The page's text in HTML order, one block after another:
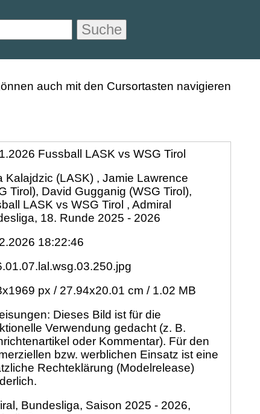
Suche
Fussball LASK vs WSG Tirol
Kalajdzic (LASK) , Jamie Lawrence
Tirol), David Gugganig (WSG Tirol),
LASK vs WSG Tirol , Admiral
18. Runde 2025 - 2026
18:22:46
px / 27.94x20.01 cm / 1.02 MB
Dieses Bild ist für die
Verwendung gedacht (z. B.
oder Kommentar). Für den
bzw. werblichen Einsatz ist eine
Rechteklärung (Modelrelease)
Bundesliga, Saison 2025 - 2026,